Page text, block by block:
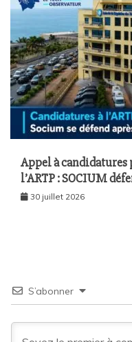
Appel à candidatures
l’ARTP : SOCIUM
malgré plusieurs
30 juillet 2026
S’abonner